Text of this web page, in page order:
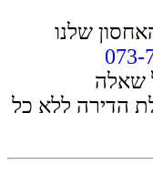
שלנו
073-
שאלה
הדירה ללא כל